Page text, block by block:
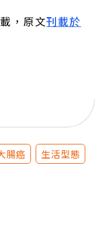
，原文刊載於
腸癌
生活型態